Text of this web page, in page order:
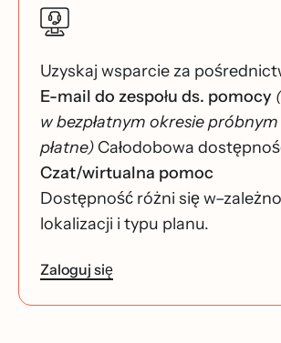
Uzyskaj wsparcie za
E-mail do zespołu ds. pomocy
w bezpłatnym okresie
płatne) Całodobowa
Czat/wirtualna pomoc
Dostępność różni się
lokalizacji i typu planu.
Zaloguj się